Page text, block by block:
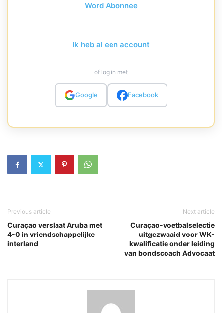
Word Abonnee
Ik heb al een account
of log in met
Google Facebook
Previous article
Curaçao verslaat Aruba met
4-0 in vriendschappelijke
interland
Next article
Curaçao-voetbalselectie
uitgezwaaid voor WK-
kwalificatie onder leiding
van bondscoach Advocaat